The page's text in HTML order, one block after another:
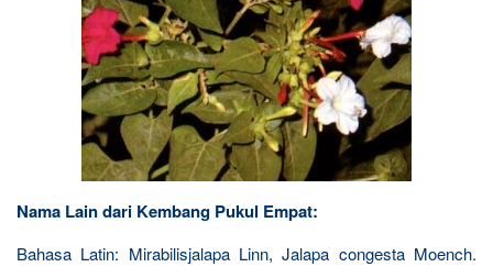
Nama Lain dari Kembang Pukul Empat:
Bahasa Latin: Mirabilisjalapa Linn, Jalapa congesta Moench.